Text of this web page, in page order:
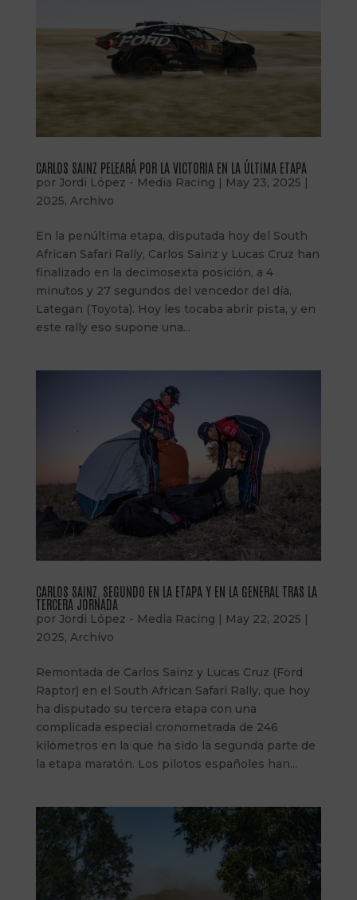
CARLOS SAINZ PELEARÁ POR LA VICTORIA EN LA ÚLTIMA ETAPA
por Jordi López - Media Racing | May 23, 2025 |
2025, Archivo
En la penúltima etapa, disputada hoy del South
African Safari Rally, Carlos Sainz y Lucas Cruz han
finalizado en la decimosexta posición, a 4
minutos y 27 segundos del vencedor del día,
Lategan (Toyota). Hoy les tocaba abrir pista, y en
este rally eso supone una...
CARLOS SAINZ, SEGUNDO EN LA ETAPA Y EN LA GENERAL TRAS LA
TERCERA JORNADA
por Jordi López - Media Racing | May 22, 2025 |
2025, Archivo
Remontada de Carlos Sainz y Lucas Cruz (Ford
Raptor) en el South African Safari Rally, que hoy
ha disputado su tercera etapa con una
complicada especial cronometrada de 246
kilómetros en la que ha sido la segunda parte de
la etapa maratón. Los pilotos españoles han...